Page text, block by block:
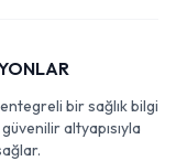
bir sağlık bilgi
altyapısıyla